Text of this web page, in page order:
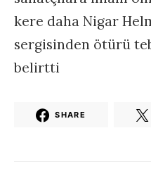
kere daha Nigar
sergisinden ötürü
belirtti
SHARE